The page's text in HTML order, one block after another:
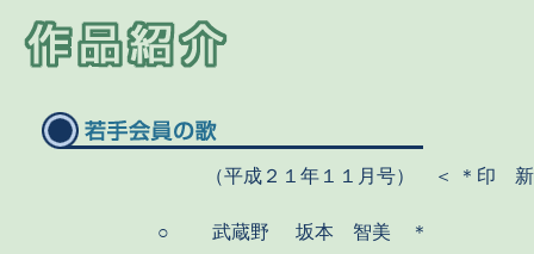
（平成２１年１１月号） ＜ ＊印
○ 武蔵野
坂本 智美 ＊